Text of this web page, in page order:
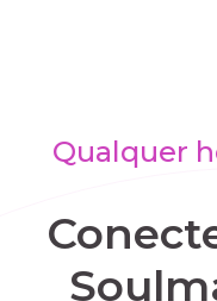
Qualquer